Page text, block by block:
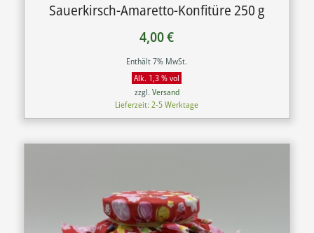
Sauerkirsch-Amaretto-Konfitüre 250 g
4,00€
Enthält 7% MwSt.
Alk. 1,3 % vol
zzgl. Versand
Lieferzeit: 2-5 Werktage